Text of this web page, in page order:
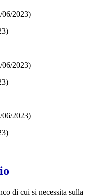
06/2023)
06/2023)
06/2023)
di cui si necessita sulla